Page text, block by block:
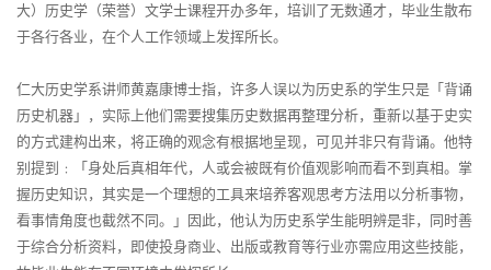
大）历史学（荣誉）文学士课程开办多年，培训了无数通才，毕业生散布
于各行各业，在个人工作领域上发挥所长。
仁大历史学系讲师黄嘉康博士指，许多人误以为历史系的学生只是「背诵
历史机器」，实际上他们需要搜集历史数据再整理分析，重新以基于史实
的方式建构出来，将正确的观念有根据地呈现，可见并非只有背诵。他特
别提到﹕「身处后真相年代，人或会被既有价值观影响而看不到真相。掌
握历史知识，其实是一个理想的工具来培养客观思考方法用以分析事物，
看事情角度也截然不同。」因此，他认为历史系学生能明辨是非，同时善
于综合分析资料，即使投身商业、出版或教育等行业亦需应用这些技能，